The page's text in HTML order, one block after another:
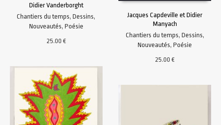
Didier Vanderborght
Chantiers du temps,Dessins,
Nouveautés, Poésie
25.00€
Jacques Capdeville et Didier
Manyach
Chantiers du temps, Dessins,
Nouveautés,Poésie
25.00€